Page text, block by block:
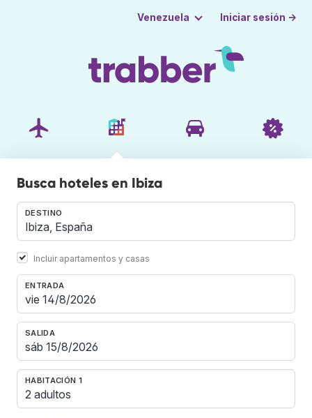
Venezuela Iniciar sesión →
Busca hoteles en Ibiza
DESTINO
Incluir apartamentos y casas
ENTRADA
SALIDA
HABITACIÓN 1
2 adultos